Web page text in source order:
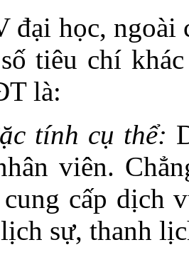
học, ngoài
tiêu chí
là:
tính cụ thể:
viên.
cấp dịch
lịch sự, thanh